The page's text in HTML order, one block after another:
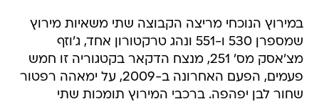
במירוץ הנוכחי מריצה הקבוצה שתי משאיות מירוץ
שמספרן 530 ו-551 ונהג טרקטורון אחד, ג'וזף
מצ'אסק מס' 251, מנצח הדקאר בקטגוריה זו חמש
פעמים, הפעם האחרונה ב-2009, על ימאהה רפטור
שחור לבן יפהפה. ברכבי המירוץ תומכות שתי